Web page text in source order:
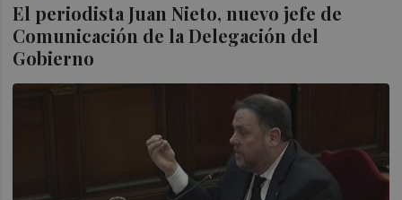
El periodista Juan Nieto, nuevo jefe de
Comunicación de la Delegación del
Gobierno